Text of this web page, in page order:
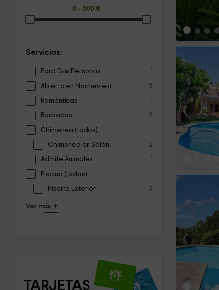
Servicios:
Para Dos Personas 1
Abierto en Nochevieja 3
Románticas 1
Barbacoa 2
Chimenea (todos)
Chimenea en Salón 2
Admite Animales 1
Piscina (todos)
Piscina Exterior 3
Ver más +
TARJETAS
‹
‹